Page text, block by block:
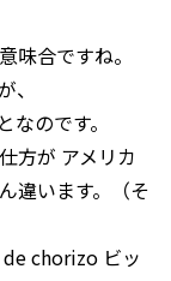
味合ですね。
、
のです。
方が アメリカ
違います。（そ
chorizo ビッ